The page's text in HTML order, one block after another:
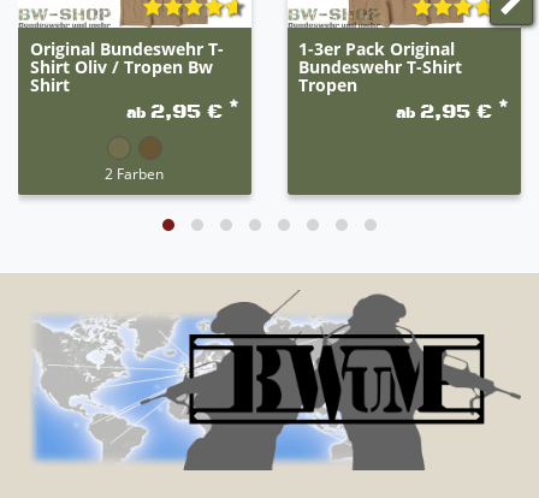
Original Bundeswehr T-
Shirt Oliv / Tropen Bw
Shirt
ab 2,95 € *
2 Farben
1-3er Pack Original
Bundeswehr T-Shirt
Tropen
ab 2,95 € *